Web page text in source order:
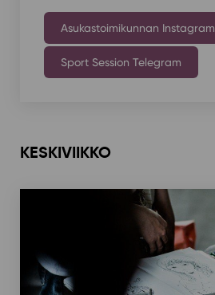
Asukastoimikunnan Instagram
Sport Session Telegram
KESKIVIIKKO